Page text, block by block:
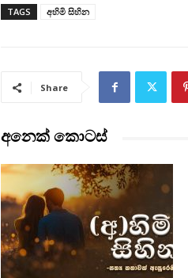
TAGS අහිමි සිහින
Share
අනෙක් කොටස්